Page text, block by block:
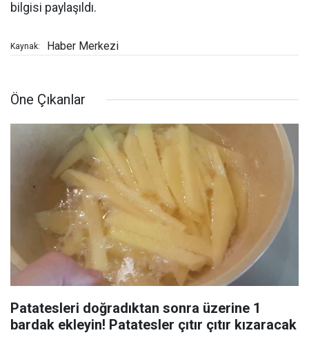
bilgisi paylaşıldı.
Kaynak: Haber Merkezi
Öne Çıkanlar
Patatesleri doğradıktan sonra üzerine 1
bardak ekleyin! Patatesler çıtır çıtır kızaracak